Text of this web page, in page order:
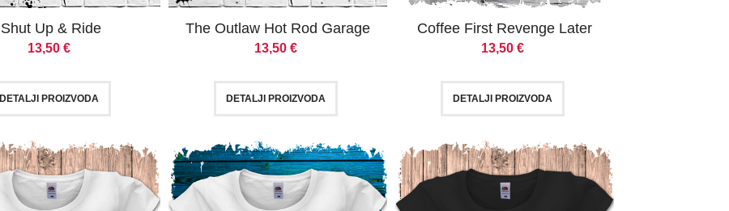
Shut Up & Ride
13,50 €
DETALJI PROIZVODA
The Outlaw Hot Rod Garage
13,50 €
DETALJI PROIZVODA
Coffee First Revenge Later
13,50 €
DETALJI PROIZVODA